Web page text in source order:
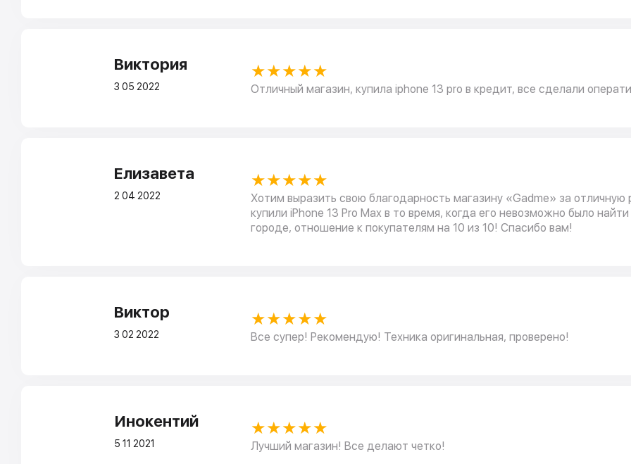
Виктория
3 05 2022
★★★★★
Отличный магазин, купила iphone 13 pro в кредит, все сделали
Елизавета
2 04 2022
★★★★★
Хотим выразить свою благодарность магазину «Gadme» за отличную
купили iPhone 13 Pro Max в то время, когда его невозможно было найти
городе, отношение к покупателям на 10 из 10! Спасибо вам!
Виктор
3 02 2022
★★★★★
Все супер! Рекомендую! Техника оригинальная, проверено!
Инокентий
5 11 2021
★★★★★
Лучший магазин! Все делают четко!